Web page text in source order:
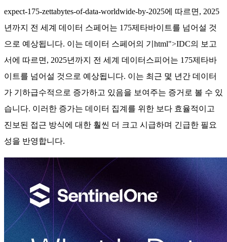
expect-175-zettabytes-of-data-worldwide-by-2025에 따르면, 2025
년까지 전 세계 데이터 스페어는 175제타바이트를 넘어설 것
으로 예상됩니다. 이는 데이터 스페어의 기html">IDC의 보고
서에 따르면, 2025년까지 전 세계 데이터스피어는 175제타바
이트를 넘어설 것으로 예상됩니다. 이는 최근 몇 년간 데이터
가 기하급수적으로 증가하고 있음을 보여주는 증거로 볼 수 있
습니다. 이러한 증가는 데이터 집계를 위한 보다 효율적이고
진보된 접근 방식에 대한 훨씬 더 크고 시급하며 긴급한 필요
성을 반영합니다.